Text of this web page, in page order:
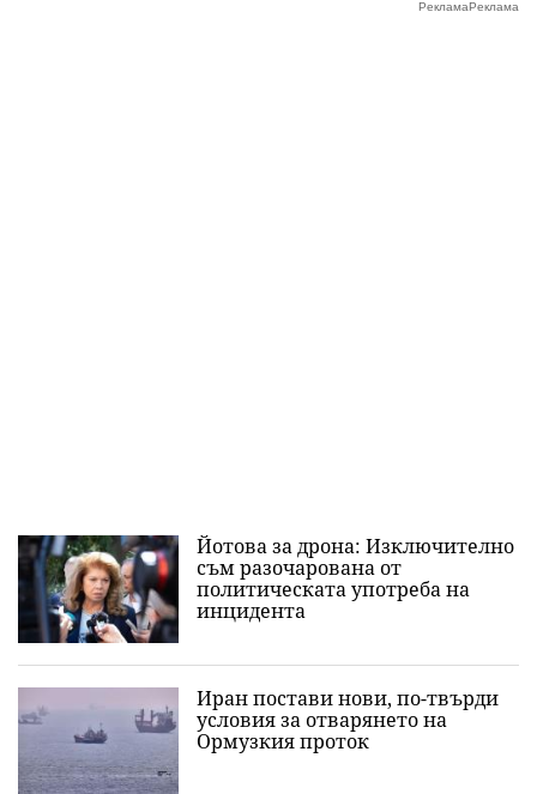
Йотова за дрона: Изключително
съм разочарована от
политическата употреба на
инцидента
Иран постави нови, по-твърди
условия за отварянето на
Ормузкия проток